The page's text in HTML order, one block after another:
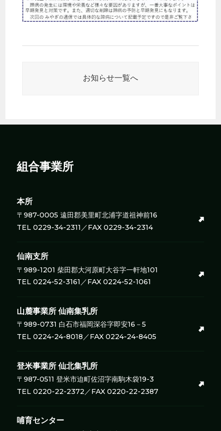
お知らせ一覧へ
組合事業所
本所
〒987-0005 遠田郡美里町北浦字道祖神前16
TEL 0229-34-2311／FAX 0229-34-2314
仙南支所
〒989-1201 柴田郡大河原町大谷字一軒地101
TEL 0224-52-3161／FAX 0224-52-1061
山麓事業所仙南集乳所
〒989-0731 白石市福岡深谷字即安16－5
TEL 0224-24-8018／FAX 0224-24-8405
登米事業所仙北集乳所
〒987-0511 登米市迫町佐沼字南駒木袋19-3
TEL 0220-22-2372／FAX 0220-22-2387
哺育センター